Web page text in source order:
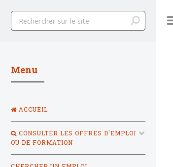
Menu
ACCUEIL
CONSULTER LES OFFRES D'EMPLOI
OU DE FORMATION